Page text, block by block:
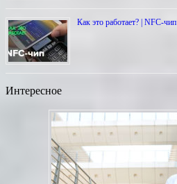
Как это работает? | NFC-чип
Интересное